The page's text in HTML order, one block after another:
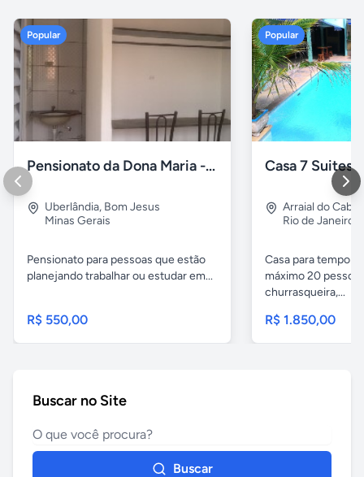
Popular
Pensionato da Dona Maria - Uberlândia/MG
Uberlândia, Bom Jesus
Minas Gerais
Pensionato para pessoas que estão
planejando trabalhar ou estudar em...
R$ 550,00
Popular
Arraial do Cabo
Rio de Janeiro
Casa para
máximo 20
churrasqueira,...
R$ 1.850,00
Buscar no Site
Buscar